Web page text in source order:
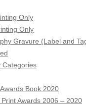
Only
Only
Gravure (Label and
Categories
Book 2020
Awards 2006 – 2020